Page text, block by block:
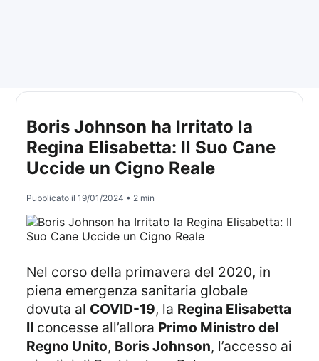
Boris Johnson ha Irritato la
Regina Elisabetta: Il Suo Cane
Uccide un Cigno Reale
Pubblicato il19/01/2024 • 2 min
Nel corso della primavera del 2020, in
piena emergenza sanitaria globale
dovuta al COVID-19, la Regina Elisabetta
II concesse all’allora Primo Ministro del
Regno Unito, Boris Johnson, l’accesso ai